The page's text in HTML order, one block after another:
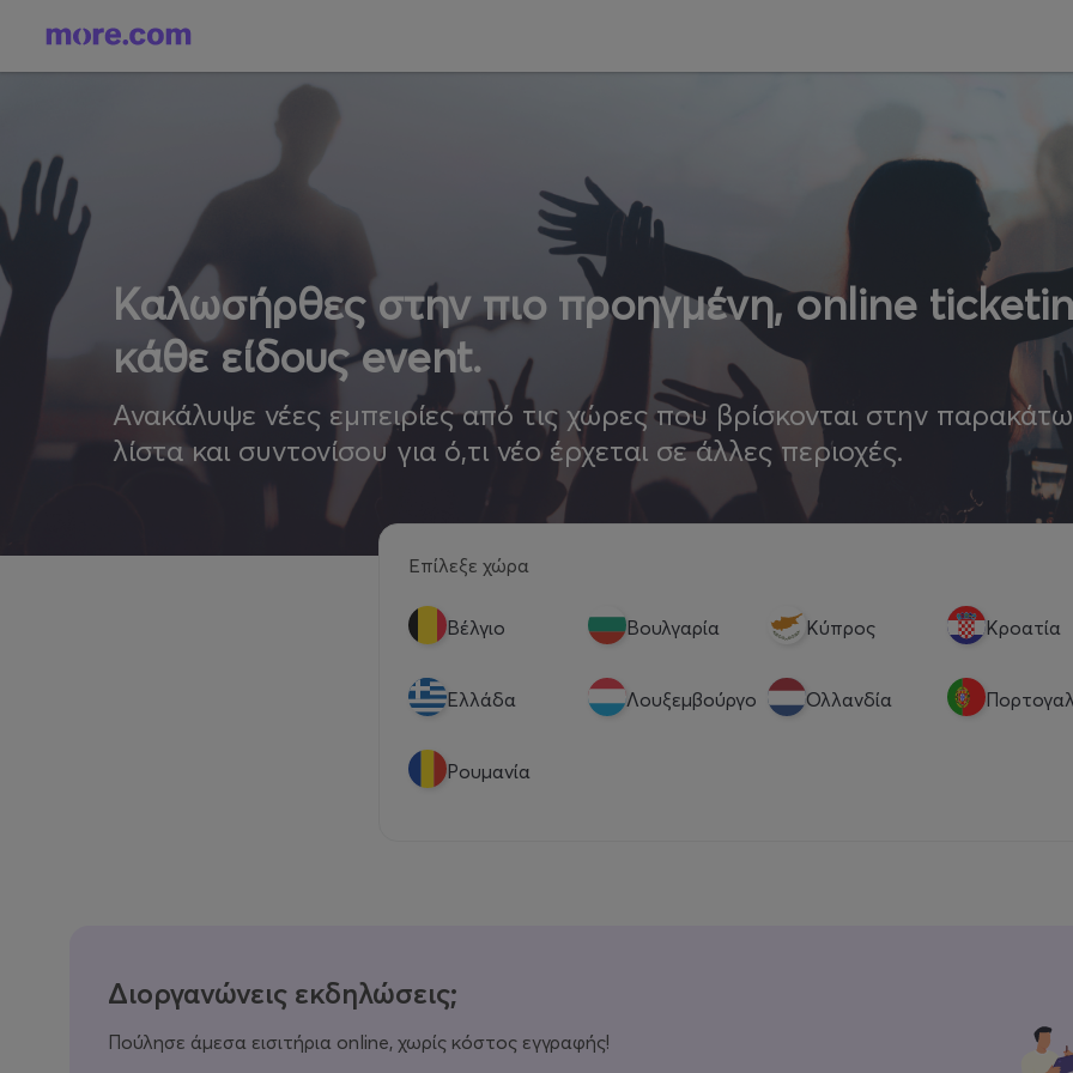
Καλωσήρθες στην πιο προηγμένη, online
κάθε είδους event.
Ανακάλυψε νέες εμπειρίες από τις χώρες που βρίσκονται στην παρακάτω
λίστα και συντονίσου για ό,τι νέο έρχεται σε άλλες περιοχές.
Επίλεξε χώρα
Βέλγιο Βουλγαρία Κύπρος Κροατία
Eλλάδα Λουξεμβούργο Ολλανδία
Ρουμανία
Διοργανώνεις εκδηλώσεις;
Πούλησε άμεσα εισιτήρια online, χωρίς κόστος εγγραφής!